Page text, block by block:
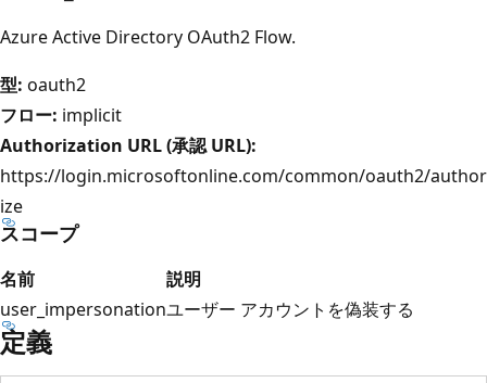
Azure Active Directory OAuth2 Flow.
型: oauth2
フロー: implicit
Authorization URL (承認 URL):
https://login.microsoftonline.com/common/oauth2/author
ize
スコープ
名前
説明
user_impersonationユーザー アカウントを偽装する
定義